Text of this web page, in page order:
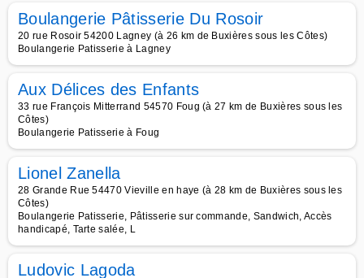
Boulangerie Pâtisserie Du Rosoir
20 rue Rosoir 54200 Lagney (à 26 km de Buxières sous les Côtes)
Boulangerie Patisserie à Lagney
Aux Délices des Enfants
33 rue François Mitterrand 54570 Foug (à 27 km de Buxières sous les
Côtes)
Boulangerie Patisserie à Foug
Lionel Zanella
28 Grande Rue 54470 Vieville en haye (à 28 km de Buxières sous les
Côtes)
Boulangerie Patisserie, Pâtisserie sur commande, Sandwich, Accès
handicapé, Tarte salée, L
Ludovic Lagoda